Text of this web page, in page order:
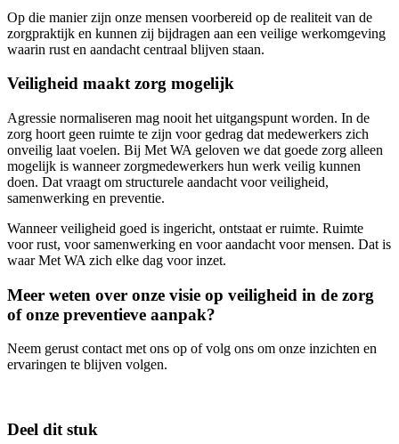
Op die manier zijn onze mensen voorbereid op de realiteit van de
zorgpraktijk en kunnen zij bijdragen aan een veilige werkomgeving
waarin rust en aandacht centraal blijven staan.
Veiligheid maakt zorg mogelijk
Agressie normaliseren mag nooit het uitgangspunt worden. In de
zorg hoort geen ruimte te zijn voor gedrag dat medewerkers zich
onveilig laat voelen. Bij Met WA geloven we dat goede zorg alleen
mogelijk is wanneer zorgmedewerkers hun werk veilig kunnen
doen. Dat vraagt om structurele aandacht voor veiligheid,
samenwerking en preventie.
Wanneer veiligheid goed is ingericht, ontstaat er ruimte. Ruimte
voor rust, voor samenwerking en voor aandacht voor mensen. Dat is
waar Met WA zich elke dag voor inzet.
Meer weten over onze visie op veiligheid in de zorg
of onze preventieve aanpak?
Neem gerust contact met ons op of volg ons om onze inzichten en
ervaringen te blijven volgen.
Deel dit stuk